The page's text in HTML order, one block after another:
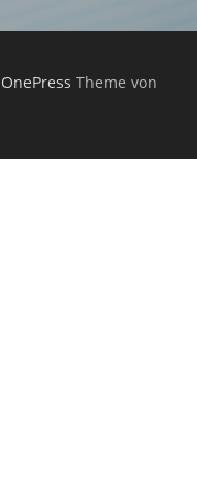
OnePress Theme von